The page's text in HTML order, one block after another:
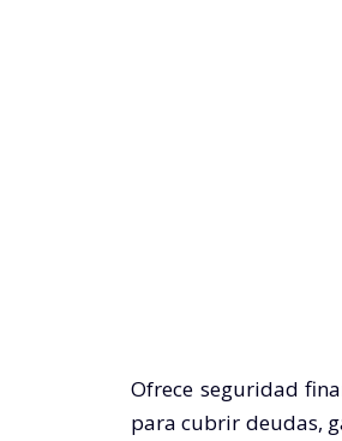
Ofrece seguridad
para cubrir deudas,